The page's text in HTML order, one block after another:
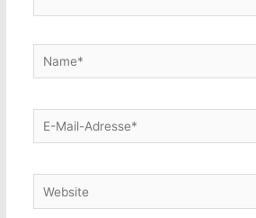
Name*
E-
Mail-
Website